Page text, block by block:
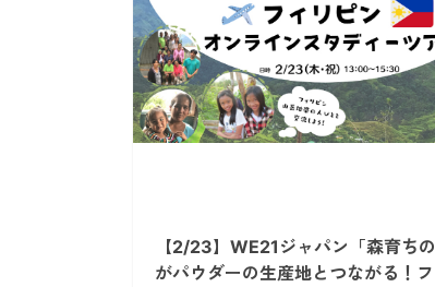
【2/23】WE21ジャパン「森育ち
がパウダーの生産地とつながる！